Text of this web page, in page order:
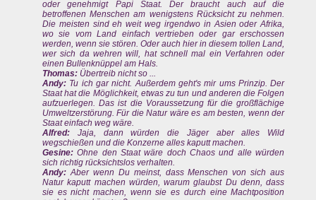
oder genehmigt Papi Staat. Der braucht auch auf die
betroffenen Menschen am wenigstens Rücksicht zu nehmen.
Die meisten sind eh weit weg irgendwo in Asien oder Afrika,
wo sie vom Land einfach vertrieben oder gar erschossen
werden, wenn sie stören. Oder auch hier in diesem tollen Land,
wer sich da wehren will, hat schnell mal ein Verfahren oder
einen Bullenknüppel am Hals.
Thomas: Übertreib nicht so ...
Andy: Tu ich gar nicht. Außerdem geht's mir ums Prinzip. Der
Staat hat die Möglichkeit, etwas zu tun und anderen die Folgen
aufzuerlegen. Das ist die Voraussetzung für die großflächige
Umweltzerstörung. Für die Natur wäre es am besten, wenn der
Staat einfach weg wäre.
Alfred: Jaja, dann würden die Jäger aber alles Wild
wegschießen und die Konzerne alles kaputt machen.
Gesine: Ohne den Staat wäre doch Chaos und alle würden
sich richtig rücksichtslos verhalten.
Andy: Aber wenn Du meinst, dass Menschen von sich aus
Natur kaputt machen würden, warum glaubst Du denn, dass
sie es nicht machen, wenn sie es durch eine Machtposition